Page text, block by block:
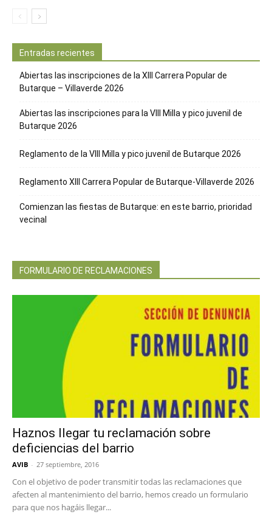
Entradas recientes
Abiertas las inscripciones de la XIII Carrera Popular de
Butarque – Villaverde 2026
Abiertas las inscripciones para la VIII Milla y pico juvenil de
Butarque 2026
Reglamento de la VIII Milla y pico juvenil de Butarque 2026
Reglamento XIII Carrera Popular de Butarque-Villaverde 2026
Comienzan las fiestas de Butarque: en este barrio, prioridad
vecinal
FORMULARIO DE RECLAMACIONES
Haznos llegar tu reclamación sobre
deficiencias del barrio
AVIB - 27 septiembre, 2016
Con el objetivo de poder transmitir todas las reclamaciones que
afecten al mantenimiento del barrio, hemos creado un formulario
para que nos hagáis llegar...